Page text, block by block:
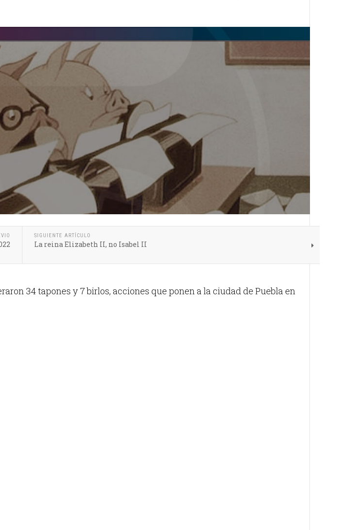
SIGUIENTE ARTÍCULO
La reina Elizabeth II, no Isabel II
34 tapones y 7 birlos, acciones que ponen a la ciudad de Puebla en